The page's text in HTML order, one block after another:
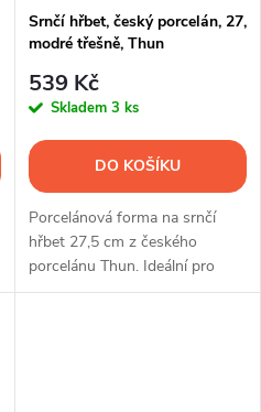
Srnčí hřbet, český porcelán, 27,
modré třešně, Thun
539 Kč
Skladem 3 ks
DO KOŠÍKU
Porcelánová forma na srnčí
hřbet 27,5 cm z českého
porcelánu Thun. Ideální pro
pečení moučníků, paštik i